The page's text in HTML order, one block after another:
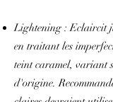
Lightening : Eclaircit
en traitant les
teint caramel, variant
d'origine.